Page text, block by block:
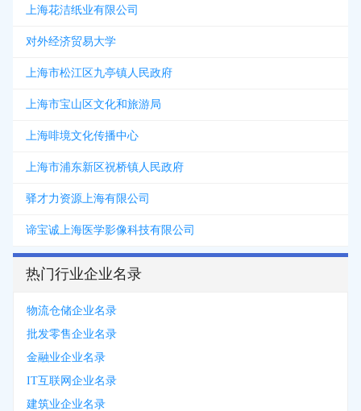
上海花洁纸业有限公司
对外经济贸易大学
上海市松江区九亭镇人民政府
上海市宝山区文化和旅游局
上海啡境文化传播中心
上海市浦东新区祝桥镇人民政府
驿才力资源上海有限公司
谛宝诚上海医学影像科技有限公司
热门行业企业名录
物流仓储企业名录
批发零售企业名录
金融业企业名录
IT互联网企业名录
建筑业企业名录